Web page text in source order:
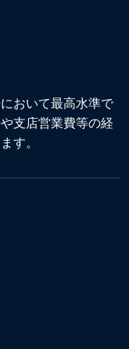
おいて最高水準で
支店営業費等の経
す。